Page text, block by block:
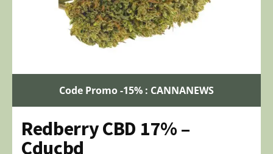
Code Promo -15% : CANNANEWS
Redberry CBD 17% –
Cducbd